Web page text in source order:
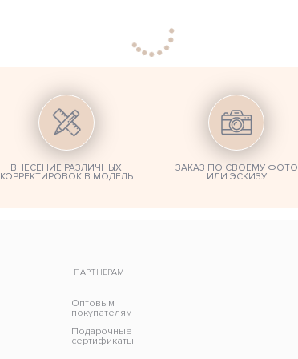
ВНЕСЕНИЕ РАЗЛИЧНЫХ
КОРРЕКТИРОВОК В МОДЕЛЬ
ЗАКАЗ ПО СВОЕМУ ФОТО
ИЛИ ЭСКИЗУ
ПАРТНЕРАМ
Оптовым
покупателям
Подарочные
сертификаты